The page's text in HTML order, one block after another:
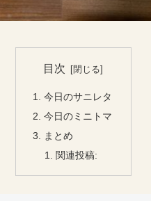
目次
今日のサニレタ
今日のミニトマ
まとめ
関連投稿: